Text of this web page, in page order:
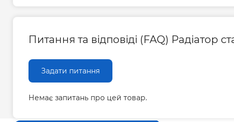
Питання та відповіді (FAQ)
Задати питання
Немає запитань про цей товар.